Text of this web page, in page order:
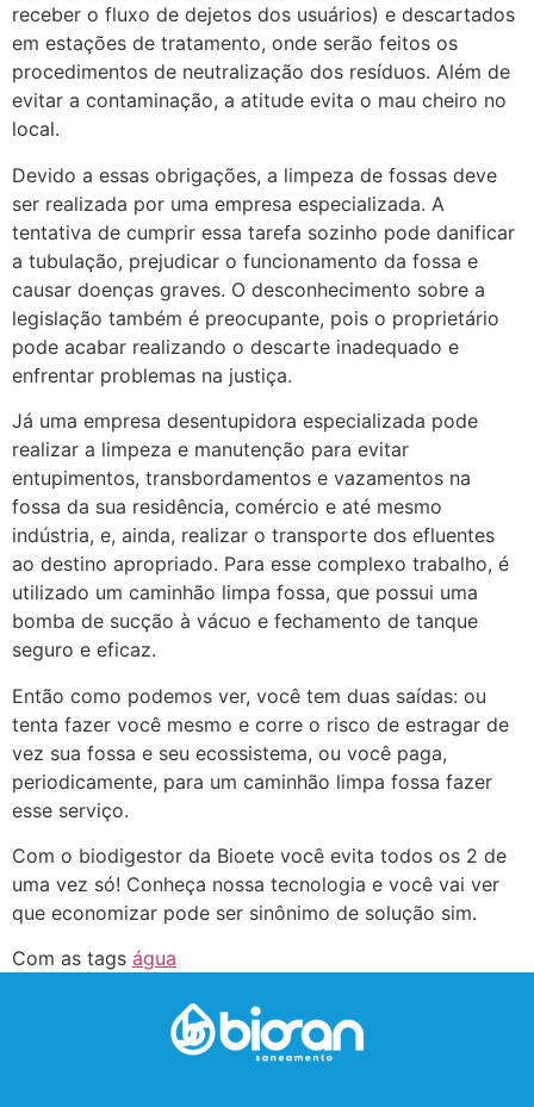
receber o fluxo de dejetos dos usuários) e descartados
em estações de tratamento, onde serão feitos os
procedimentos de neutralização dos resíduos. Além de
evitar a contaminação, a atitude evita o mau cheiro no
local.
Devido a essas obrigações, a limpeza de fossas deve
ser realizada por uma empresa especializada. A
tentativa de cumprir essa tarefa sozinho pode danificar
a tubulação, prejudicar o funcionamento da fossa e
causar doenças graves. O desconhecimento sobre a
legislação também é preocupante, pois o proprietário
pode acabar realizando o descarte inadequado e
enfrentar problemas na justiça.
Já uma empresa desentupidora especializada pode
realizar a limpeza e manutenção para evitar
entupimentos, transbordamentos e vazamentos na
fossa da sua residência, comércio e até mesmo
indústria, e, ainda, realizar o transporte dos efluentes
ao destino apropriado. Para esse complexo trabalho, é
utilizado um caminhão limpa fossa, que possui uma
bomba de sucção à vácuo e fechamento de tanque
seguro e eficaz.
Então como podemos ver, você tem duas saídas: ou
tenta fazer você mesmo e corre o risco de estragar de
vez sua fossa e seu ecossistema, ou você paga,
periodicamente, para um caminhão limpa fossa fazer
esse serviço.
Com o biodigestor da Bioete você evita todos os 2 de
uma vez só! Conheça nossa tecnologia e você vai ver
que economizar pode ser sinônimo de solução sim.
Com as tags água